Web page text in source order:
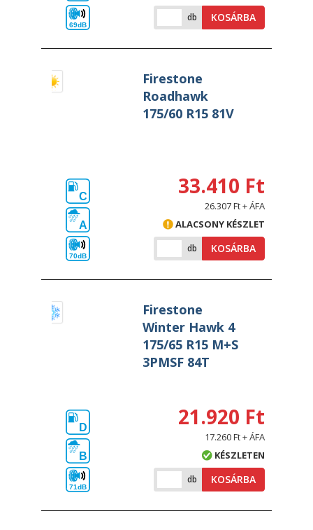
69dB
db KOSÁRBA
Firestone
Roadhawk
175/60 R15 81V
C
A
70dB
33.410 Ft
26.307 Ft + ÁFA
ALACSONY KÉSZLET
db KOSÁRBA
Firestone
Winter Hawk 4
175/65 R15 M+S
3PMSF 84T
D
B
71dB
21.920 Ft
17.260 Ft + ÁFA
KÉSZLETEN
db KOSÁRBA